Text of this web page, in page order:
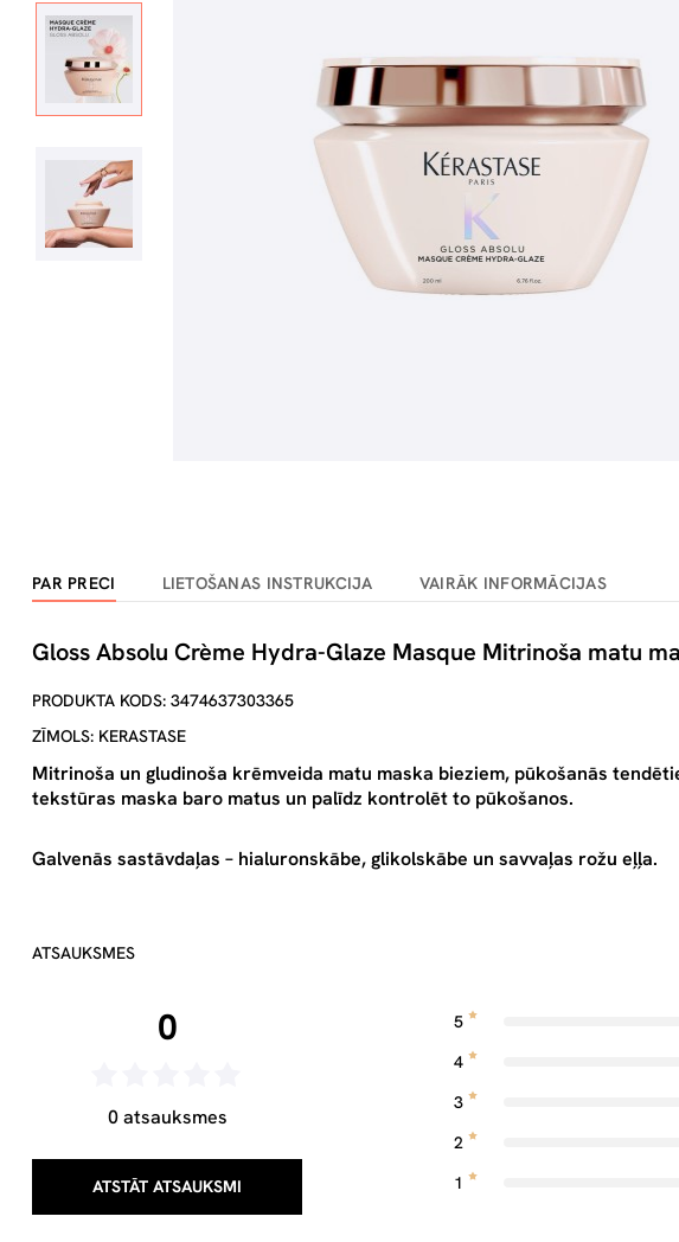
PAR PRECI LIETOŠANAS INSTRUKCIJA VAIRĀK INFORMĀCIJAS
Gloss Absolu Crème Hydra-Glaze Masque Mitrinoša matu
PRODUKTA KODS: 3474637303365
ZĪMOLS: KERASTASE
Mitrinoša un gludinoša krēmveida matu maska bieziem, pūkošanās
tekstūras maska baro matus un palīdz kontrolēt to pūkošanos.
Galvenās sastāvdaļas – hialuronskābe, glikolskābe un savvaļas rožu eļļa.
ATSAUKSMES
0
0 atsauksmes
ATSTĀT ATSAUKSMI
5
4
3
2
1